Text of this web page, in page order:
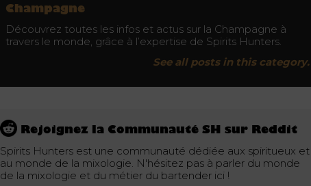
Champagne
Découvrez toutes les infos et actus sur la Champagne à
travers le monde, grâce à l’expertise de Spirits Hunters.
See all posts in this category.
Rejoignez la Communauté SH sur Reddit
Spirits Hunters est une communauté dédiée aux spiritueux et
au monde de la mixologie. N'hésitez pas à parler du monde
de la mixologie et du métier du bartender ici !